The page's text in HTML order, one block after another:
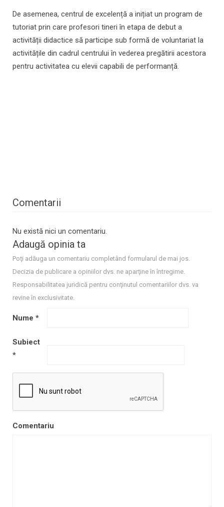
De asemenea, centrul de excelență a inițiat un program de
tutoriat prin care profesori tineri în etapa de debut a
activității didactice să participe sub formă de voluntariat la
activitățile din cadrul centrului în vederea pregătirii acestora
pentru activitatea cu elevii capabili de performanță.
Comentarii
Nu există nici un comentariu.
Adaugă opinia ta
Poţi adăuga un comentariu completând formularul de mai jos.
Decizia de publicare a opiniilor dvs. ne aparţine în întregime.
Responsabilitatea juridică pentru conţinutul comentariilor dvs. va
revine în exclusivitate.
Nume *
Subiect
*
Comentariu